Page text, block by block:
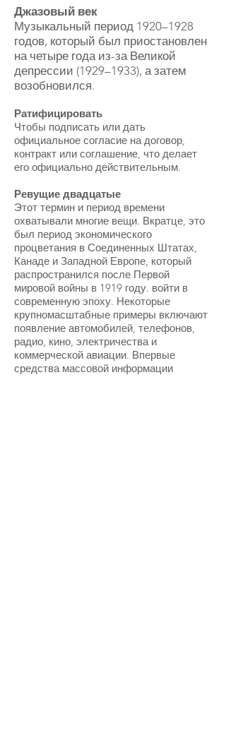
Джазовый век
Музыкальный период 1920–1928
годов, который был приостановлен
на четыре года из-за Великой
депрессии (1929–1933), а затем
возобновился.
Ратифицировать
Чтобы подписать или дать
официальное согласие на договор,
контракт или соглашение, что делает
его официально действительным.
Ревущие двадцатые
Этот термин и период времени
охватывали многие вещи. Вкратце, это
был период экономического
процветания в Соединенных Штатах,
Канаде и Западной Европе, который
распространился после Первой
мировой войны в 1919 году. войти в
современную эпоху. Некоторые
крупномасштабные примеры включают
появление автомобилей, телефонов,
радио, кино, электричества и
коммерческой авиации. Впервые
средства массовой информации